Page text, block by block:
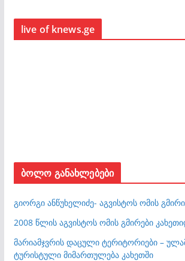
live of knews.ge
ბოლო განახლებები
გიორგი ანწუხელიძე- აგვისტოს ომის
2008 წლის აგვისტოს ომის გმირები
მარიამჯვრის დაცული ტერიტორიები –
ტურისტული მიმართულება კახეთში